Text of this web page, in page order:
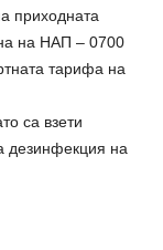
приходната
на НАП – 0700
тарифа на
са взети
дезинфекция на